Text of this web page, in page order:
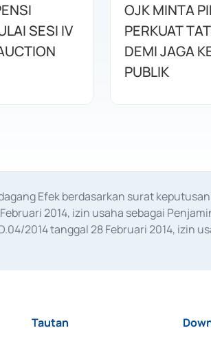
SESI IV
OJK MINTA
PERKUAT
DEMI JAGA
PUBLIK
Efek berdasarkan surat
2014, izin usaha sebagai
2014 tanggal 28 Februari 2014, izin
Tautan